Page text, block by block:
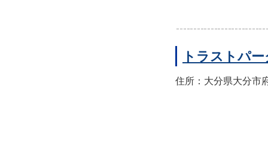
トラストパ
住所：大分県大分市